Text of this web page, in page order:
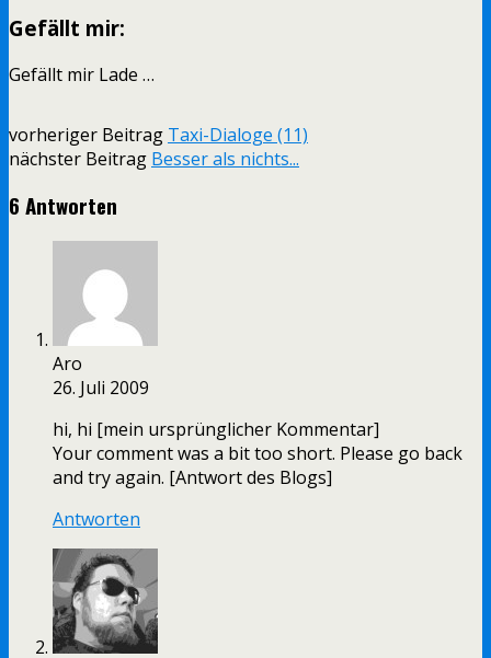
Gefällt mir:
Gefällt mir Lade …
vorheriger Beitrag Taxi-Dialoge (11)
nächster Beitrag Besser als nichts...
6 Antworten
Aro
26. Juli 2009
hi, hi [mein ursprünglicher Kommentar]
Your comment was a bit too short. Please go back
and try again. [Antwort des Blogs]
Antworten